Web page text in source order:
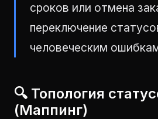
сроков или отмена
переключение
человеческим
🔍 Топология
(Маппинг)